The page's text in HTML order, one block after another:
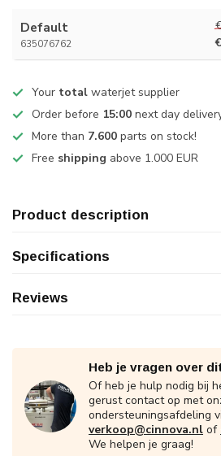
Default
635076762
Your total waterjet supplier
Order before 15:00 next day
More than 7.600 parts on stock!
Free shipping above 1.000 EUR
Product description
Specifications
Reviews
Heb je vragen over
Of heb je hulp nodig bij
gerust contact op met
ondersteuningsafdeling
verkoop@cinnova.nl of
We helpen je graag!